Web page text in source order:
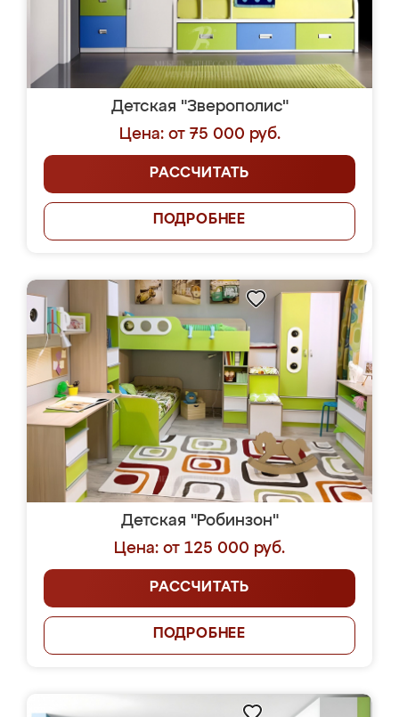
Детская "Зверополис"
Цена: от 75 000 руб.
РАССЧИТАТЬ
ПОДРОБНЕЕ
Детская "Робинзон"
Цена: от 125 000 руб.
РАССЧИТАТЬ
ПОДРОБНЕЕ